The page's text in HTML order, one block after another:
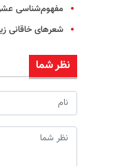
مفهوم‌شناسی عشق
شعرهای خاقانی
نظر شما